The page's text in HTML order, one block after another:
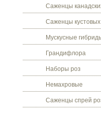
Саженцы
Саженцы
Мускусные
Грандифлора
Наборы роз
Немахровые
Саженцы спрей